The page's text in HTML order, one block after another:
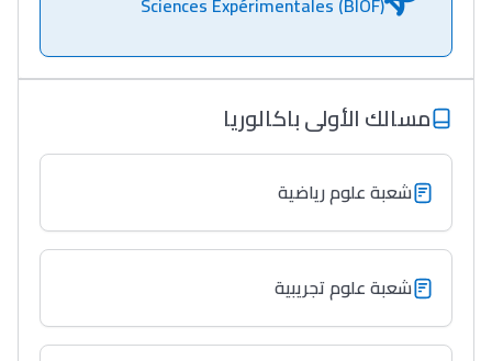
Lycée Maroc
التعليم الثانوي التأهيلي
Collège au Maroc
التعليم الثانوي الإعدادي
مسالك الأولى باكالوريا
شعبة علوم رياضية
شعبة علوم تجريبية